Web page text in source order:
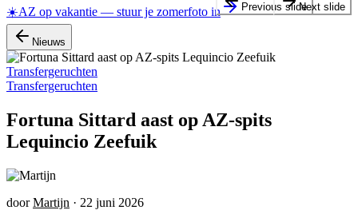
☀️AZ op vakantie — stuur je zomerfoto in
Nieuws
Transfergeruchten
Transfergeruchten
Fortuna Sittard aast op AZ-spits
Lequincio Zeefuik
door Martijn · 22 juni 2026
Previous slideNext slide